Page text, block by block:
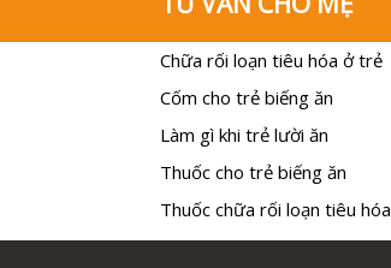
Chữa rối loạn tiêu hóa ở trẻ
Cốm cho trẻ biếng ăn
Làm gì khi trẻ lười ăn
Thuốc cho trẻ biếng ăn
Thuốc chữa rối loạn tiêu hóa